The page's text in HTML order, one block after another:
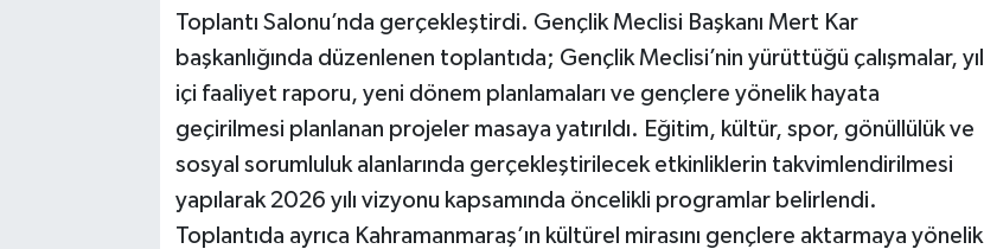
Toplantı Salonu’nda gerçekleştirdi. Gençlik Meclisi Başkanı Mert Kar
başkanlığında düzenlenen toplantıda; Gençlik Meclisi’nin yürüttüğü çalışmalar, yıl
içi faaliyet raporu, yeni dönem planlamaları ve gençlere yönelik hayata
geçirilmesi planlanan projeler masaya yatırıldı. Eğitim, kültür, spor, gönüllülük ve
sosyal sorumluluk alanlarında gerçekleştirilecek etkinliklerin takvimlendirilmesi
yapılarak 2026 yılı vizyonu kapsamında öncelikli programlar belirlendi.
Toplantıda ayrıca Kahramanmaraş’ın kültürel mirasını gençlere aktarmaya yönelik